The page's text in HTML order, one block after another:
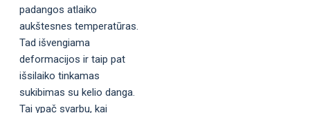
padangos atlaiko
aukštesnes temperatūras.
Tad išvengiama
deformacijos ir taip pat
išsilaiko tinkamas
sukibimas su kelio danga.
Tai ypač svarbu, kai